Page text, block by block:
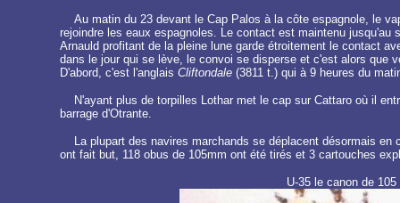
Au matin du 23 devant le Cap Palos à la côte espagnole, le
rejoindre les eaux espagnoles. Le contact est maintenu
Arnauld profitant de la pleine lune garde étroitement le contact
dans le jour qui se lève, le convoi se disperse et c'est alors que
D'abord, c'est l'anglais Cliftondale(3811 t.) qui à 9 heures du
N'ayant plus de torpilles Lothar met le cap sur Cattaro où il
barrage d'Otrante.
La plupart des navires marchands se déplacent désormais
ont fait but, 118 obus de 105mm ont été tirés et 3 cartouches
U-35 le canon de 105